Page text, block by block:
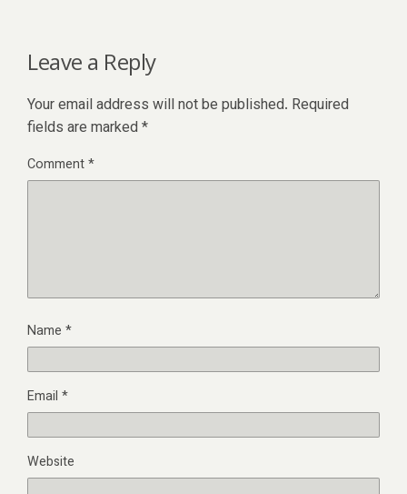
Leave a Reply
Your email address will not be published. Required
fields are marked *
Comment*
Name *
Email *
Website